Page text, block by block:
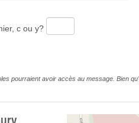
c ou y?
pourraient avoir accès au message. Bien